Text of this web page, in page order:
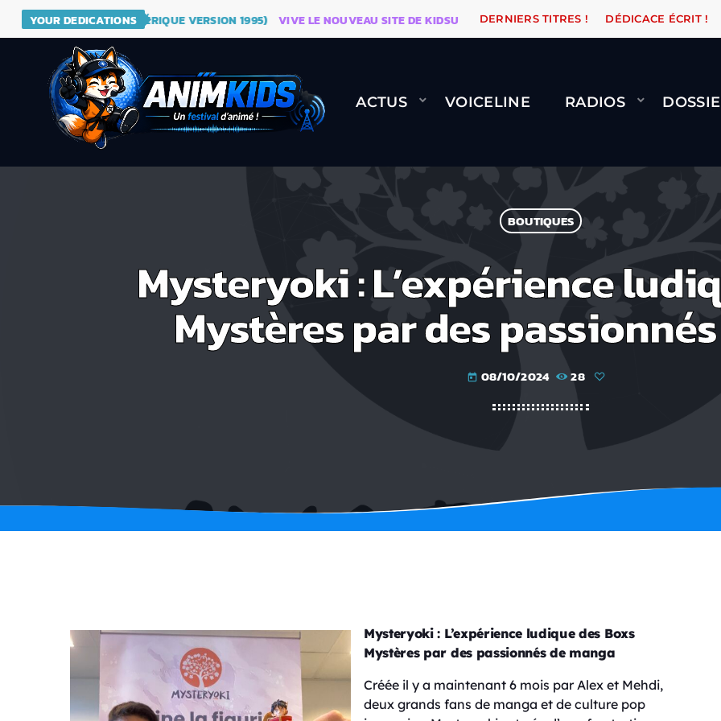
YOUR DEDICATIONS
BALL (GÉNÉRIQUE VERSION 1995) VIVE LE NOUVEAU SITE DE KIDSUNE WARÉTRO ORANGE ROAD QUI
DERNIERS TITRES ! DÉDICACE ÉCRIT !
ACTUS VOICELINE RADIOS
BOUTIQUES
Mysteryoki : L’expérience
Mystères par des
today 08/10/2024 28
Mysteryoki : L’expérience ludique des Boxs
Mystères par des passionnés de manga
Créée il y a maintenant 6 mois par Alex et Mehdi,
deux grands fans de manga et de culture pop